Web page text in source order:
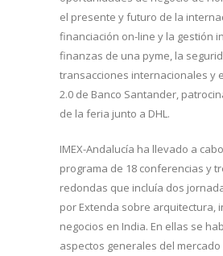
el presente y futuro de la
financiación on-line y la gestión
finanzas de una pyme, la
transacciones internacionales y
2.0 de Banco Santander,
de la feria junto a DHL.
IMEX-Andalucía ha llevado a
programa de 18 conferencias y
redondas que incluía dos
por Extenda sobre arquitectura,
negocios en India. En ellas se
aspectos generales del